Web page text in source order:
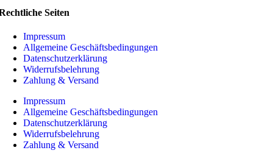
Seiten
Impressum
Allgemeine Geschäftsbedingungen
Datenschutzerklärung
Widerrufsbelehrung
Zahlung & Versand
Impressum
Allgemeine Geschäftsbedingungen
Datenschutzerklärung
Widerrufsbelehrung
Zahlung & Versand